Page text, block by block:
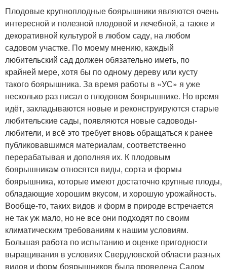
Плодовые крупноплодные боярышники являются очень
интересной и полезной плодовой и лечебной, а также и
декоративной культурой в любом саду, на любом
садовом участке. По моему мнению, каждый
любительский сад должен обязательно иметь, по
крайней мере, хотя бы по одному дереву или кусту
такого боярышника. За время работы в «УС» я уже
несколько раз писал о плодовом боярышнике. Но время
идёт, закладываются новые и реконструируются старые
любительские сады, появляются новые садоводы-
любители, и всё это требует вновь обращаться к ранее
публиковавшимся материалам, соответственно
перерабатывая и дополняя их. К плодовым
боярышникам относятся виды, сорта и формы
боярышника, которые имеют достаточно крупные плоды,
обладающие хорошим вкусом, и хорошую урожайность.
Вообще-то, таких видов и форм в природе встречается
не так уж мало, но не все они подходят по своим
климатическим требованиям к нашим условиям.
Большая работа по испытанию и оценке пригодности
выращивания в условиях Свердловской области разных
видов и форм боярышников была проведена Садом